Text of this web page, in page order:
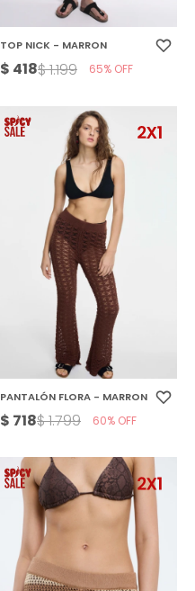
TOP NICK - MARRON
$ 418$1.199 65
PANTALÓN FLORA - MARRON
$ 718$1.799 60